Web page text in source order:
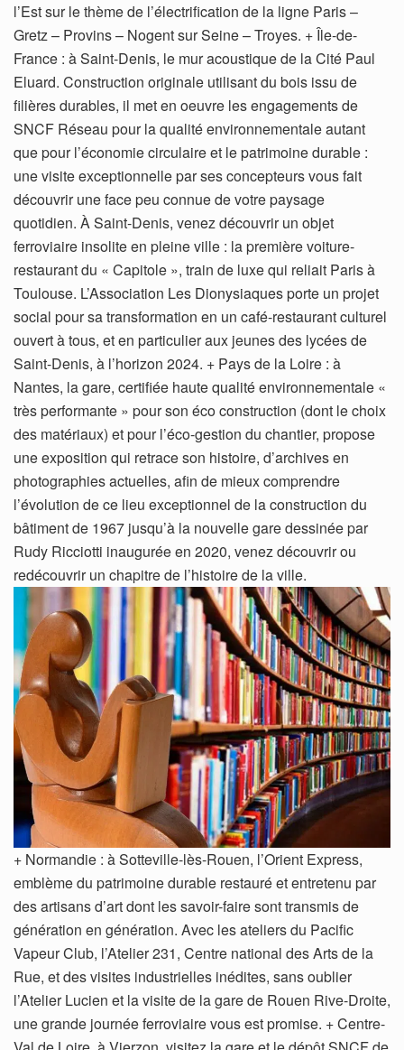
l’Est sur le thème de l’électrification de la ligne Paris –
Gretz – Provins – Nogent sur Seine – Troyes. + Île-de-
France : à Saint-Denis, le mur acoustique de la Cité Paul
Eluard. Construction originale utilisant du bois issu de
filières durables, il met en oeuvre les engagements de
SNCF Réseau pour la qualité environnementale autant
que pour l’économie circulaire et le patrimoine durable :
une visite exceptionnelle par ses concepteurs vous fait
découvrir une face peu connue de votre paysage
quotidien. À Saint-Denis, venez découvrir un objet
ferroviaire insolite en pleine ville : la première voiture-
restaurant du « Capitole », train de luxe qui reliait Paris à
Toulouse. L’Association Les Dionysiaques porte un projet
social pour sa transformation en un café-restaurant culturel
ouvert à tous, et en particulier aux jeunes des lycées de
Saint-Denis, à l’horizon 2024. + Pays de la Loire : à
Nantes, la gare, certifiée haute qualité environnementale «
très performante » pour son éco construction (dont le choix
des matériaux) et pour l’éco-gestion du chantier, propose
une exposition qui retrace son histoire, d’archives en
photographies actuelles, afin de mieux comprendre
l’évolution de ce lieu exceptionnel de la construction du
bâtiment de 1967 jusqu’à la nouvelle gare dessinée par
Rudy Ricciotti inaugurée en 2020, venez découvrir ou
redécouvrir un chapitre de l’histoire de la ville.
+ Normandie : à Sotteville-lès-Rouen, l’Orient Express,
emblème du patrimoine durable restauré et entretenu par
des artisans d’art dont les savoir-faire sont transmis de
génération en génération. Avec les ateliers du Pacific
Vapeur Club, l’Atelier 231, Centre national des Arts de la
Rue, et des visites industrielles inédites, sans oublier
l’Atelier Lucien et la visite de la gare de Rouen Rive-Droite,
une grande journée ferroviaire vous est promise. + Centre-